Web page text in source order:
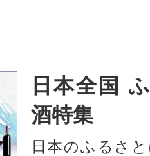
日本全国
酒特集
日本のふるさ